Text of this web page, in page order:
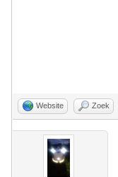
Website Zoek